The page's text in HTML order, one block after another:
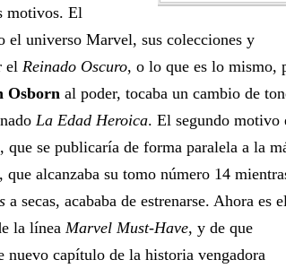
motivos. El
el universo Marvel, sus colecciones y
el Reinado Oscuro, o lo que es lo mismo,
Osborn al poder, tocaba un cambio de
La Edad Heroica. El segundo motivo
que se publicaría de forma paralela a la
, que alcanzaba su tomo número 14
a secas, acababa de estrenarse. Ahora es
la línea Marvel Must-Have, y de que
nuevo capítulo de la historia vengadora